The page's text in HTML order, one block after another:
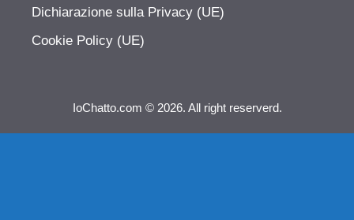
Dichiarazione sulla Privacy (UE)
Cookie Policy (UE)
IoChatto.com © 2026. All right reserverd.